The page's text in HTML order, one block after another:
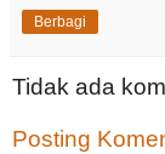
Berbagi
Tidak ada
Posting